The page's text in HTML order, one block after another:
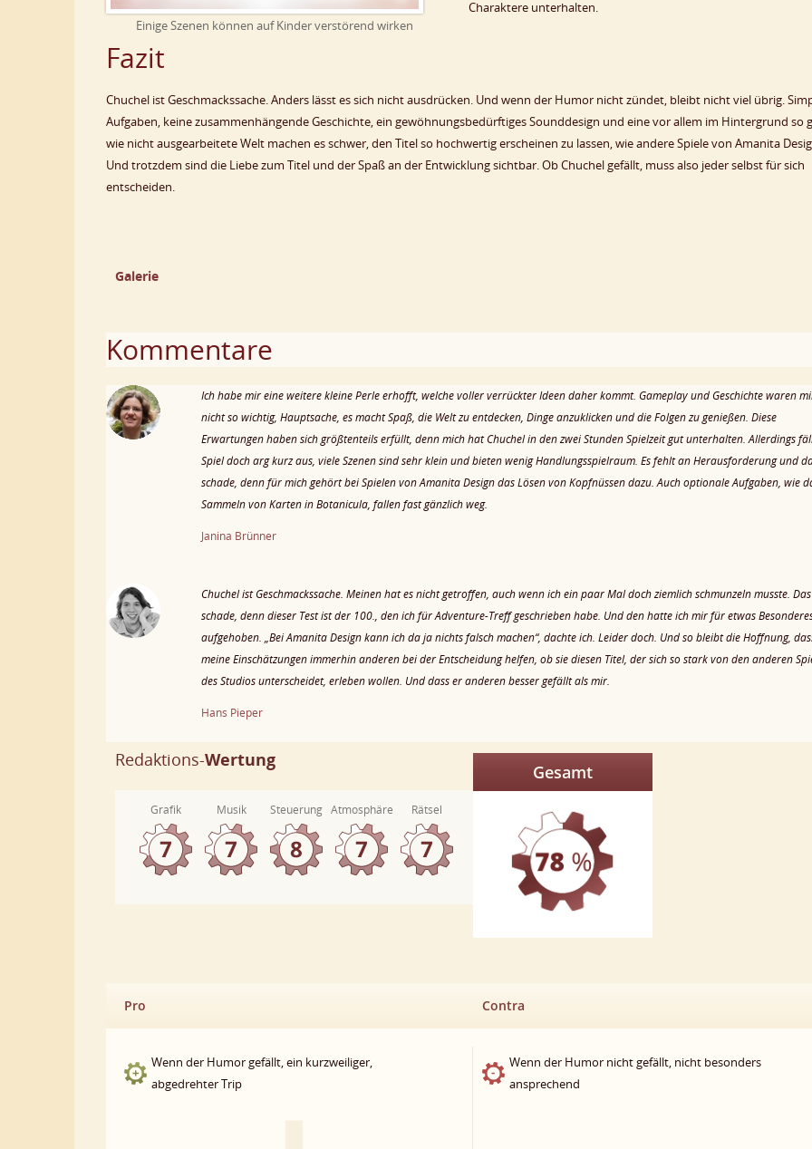
Einige Szenen können auf Kinder verstörend wirken
Charaktere unterhalten.
Fazit
Chuchel ist Geschmackssache. Anders lässt es sich nicht ausdrücken. Und wenn der Humor nicht zündet, bleibt nicht viel übrig.
Aufgaben, keine zusammenhängende Geschichte, ein gewöhnungsbedürftiges Sounddesign und eine vor allem im Hintergrund so
wie nicht ausgearbeitete Welt machen es schwer, den Titel so hochwertig erscheinen zu lassen, wie andere Spiele von Amanita
Und trotzdem sind die Liebe zum Titel und der Spaß an der Entwicklung sichtbar. Ob Chuchel gefällt, muss also jeder selbst für sich
entscheiden.
Galerie
Kommentare
Ich habe mir eine weitere kleine Perle erhofft, welche voller verrückter Ideen daher kommt. Gameplay und Geschichte waren
nicht so wichtig, Hauptsache, es macht Spaß, die Welt zu entdecken, Dinge anzuklicken und die Folgen zu genießen. Diese
Erwartungen haben sich größtenteils erfüllt, denn mich hat Chuchel in den zwei Stunden Spielzeit gut unterhalten. Allerdings
Spiel doch arg kurz aus, viele Szenen sind sehr klein und bieten wenig Handlungsspielraum. Es fehlt an Herausforderung und
schade, denn für mich gehört bei Spielen von Amanita Design das Lösen von Kopfnüssen dazu. Auch optionale Aufgaben, wie
Sammeln von Karten in Botanicula, fallen fast gänzlich weg.
Janina Brünner
Chuchel ist Geschmackssache. Meinen hat es nicht getroffen, auch wenn ich ein paar Mal doch ziemlich schmunzeln musste.
schade, denn dieser Test ist der 100., den ich für Adventure-Treff geschrieben habe. Und den hatte ich mir für etwas
aufgehoben. „Bei Amanita Design kann ich da ja nichts falsch machen“, dachte ich. Leider doch. Und so bleibt die Hoffnung,
meine Einschätzungen immerhin anderen bei der Entscheidung helfen, ob sie diesen Titel, der sich so stark von den anderen
des Studios unterscheidet, erleben wollen. Und dass er anderen besser gefällt als mir.
Hans Pieper
Redaktions-Wertung
Grafik Musik Steuerung Atmosphäre Rätsel
Gesamt
Pro Contra
Wenn der Humor gefällt, ein kurzweiliger,
abgedrehter Trip
Wenn der Humor nicht gefällt, nicht besonders
ansprechend